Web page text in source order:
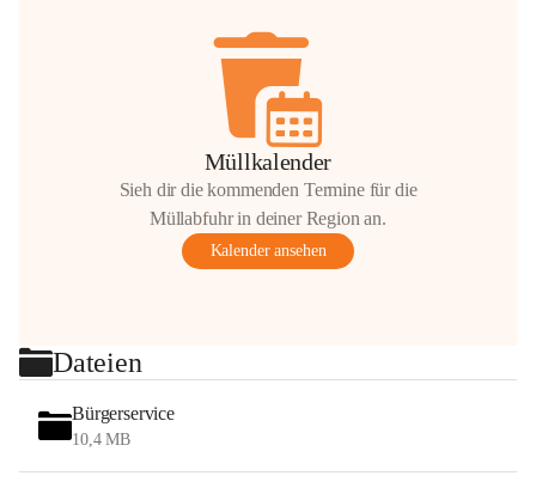
Müllkalender
Sieh dir die kommenden Termine für die
Müllabfuhr in deiner Region an.
Kalender ansehen
Dateien
Bürgerservice
10,4 MB